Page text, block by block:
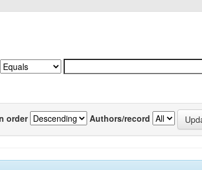
order Authors/record